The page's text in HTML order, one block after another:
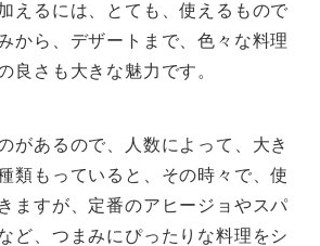
えるには、とても、使えるもので
から、デザートまで、色々な料理
良さも大きな魅力です。
があるので、人数によって、大き
類もっていると、その時々で、使
ますが、定番のアヒージョやスパ
ど、つまみにぴったりな料理をシ